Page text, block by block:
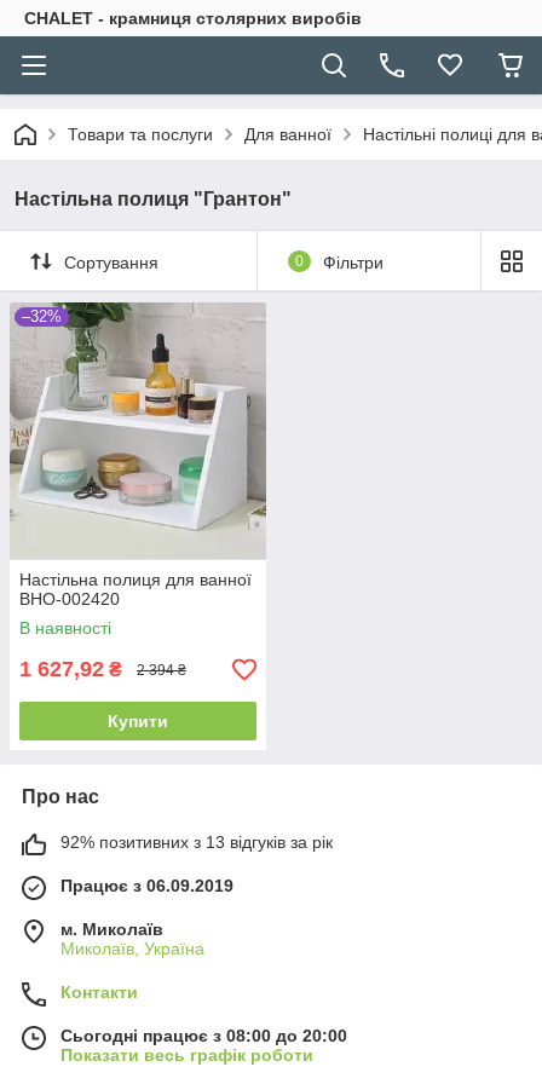
CHALET - крамниця столярних виробів
Товари та послуги Для ванної Настільні полиці для
Настільна полиця "Грантон"
Сортування 0 Фільтри
–32%
Настільна полиця для ванної
ВНО-002420
В наявності
1 627,92 ₴ 2 394 ₴
Купити
Про нас
92% позитивних з 13 відгуків за рік
Працює з 06.09.2019
м. Миколаїв
Миколаїв, Україна
Контакти
Сьогодні працює з 08:00 до 20:00
Показати весь графік роботи